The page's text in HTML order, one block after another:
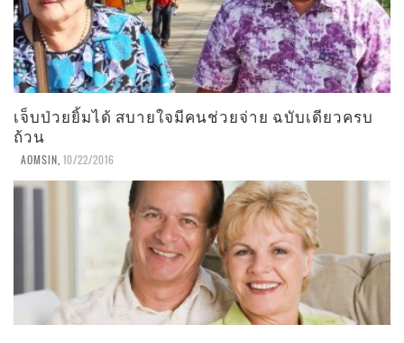
เจ็บป่วยยิ้มได้ สบายใจมีคนช่วยจ่าย ฉบับเดียวครบ
ถ้วน
AOMSIN 10/22/2016